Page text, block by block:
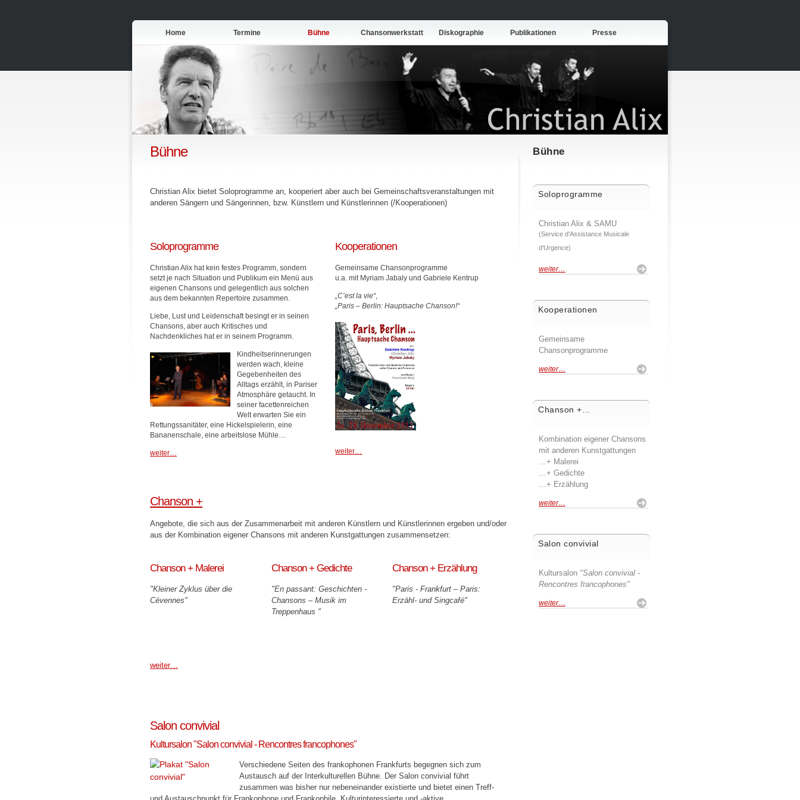
Home Termine Bühne Chansonwerkstatt Diskographie Publikationen Presse
Bühne
Christian Alix bietet Soloprogramme an, kooperiert aber auch bei Gemeinschaftsveranstaltungen mit
anderen Sängern und Sängerinnen, bzw. Künstlern und Künstlerinnen (/Kooperationen)
Soloprogramme
Christian Alix hat kein festes Programm, sondern
setzt je nach Situation und Publikum ein Menü aus
eigenen Chansons und gelegentlich aus solchen
aus dem bekannten Repertoire zusammen.
Liebe, Lust und Leidenschaft besingt er in seinen
Chansons, aber auch Kritisches und
Nachdenkliches hat er in seinem Programm.
Kindheitserinnerungen
werden wach, kleine
Gegebenheiten des
Alltags erzählt, in Pariser
Atmosphäre getaucht. In
seiner facettenreichen
Welt erwarten Sie ein
Rettungssanitäter, eine Hickelspielerin, eine
Bananenschale, eine arbeitslose Mühle…
weiter…
Kooperationen
Gemeinsame Chansonprogramme
u.a. mit Myriam Jabaly und Gabriele Kentrup
„C’est la vie“,
„Paris – Berlin: Hauptsache Chanson!“
weiter…
Chanson +
Angebote, die sich aus der Zusammenarbeit mit anderen Künstlern und Künstlerinnen ergeben und/oder
aus der Kombination eigener Chansons mit anderen Kunstgattungen zusammensetzen:
Chanson + Malerei
"Kleiner Zyklus über die
Cévennes"
Chanson + Gedichte
"En passant: Geschichten -
Chansons – Musik im
Treppenhaus "
Chanson + Erzählung
"Paris - Frankfurt – Paris:
Erzähl- und Singcafé"
weiter…
Salon convivial
Kultursalon "Salon convivial - Rencontres francophones"
Verschiedene Seiten des frankophonen Frankfurts begegnen sich zum
Austausch auf der Interkulturellen Bühne. Der Salon convivial führt
zusammen was bisher nur nebeneinander existierte und bietet einen Treff-
Bühne
Soloprogramme
Christian Alix & SAMU
(Service d'Assistance Musicale
d'Urgence)
weiter…
Kooperationen
Gemeinsame
Chansonprogramme
weiter…
Chanson +…
Kombination eigener Chansons
mit anderen Kunstgattungen
…+ Malerei
…+ Gedichte
…+ Erzählung
weiter…
Salon convivial
Kultursalon "Salon convivial -
Rencontres francophones"
weiter…